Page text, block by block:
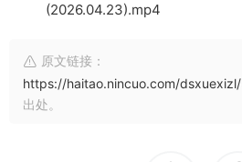
(2026.04.23).mp4
原文链接：
https://haitao.nincuo.com/
出处。